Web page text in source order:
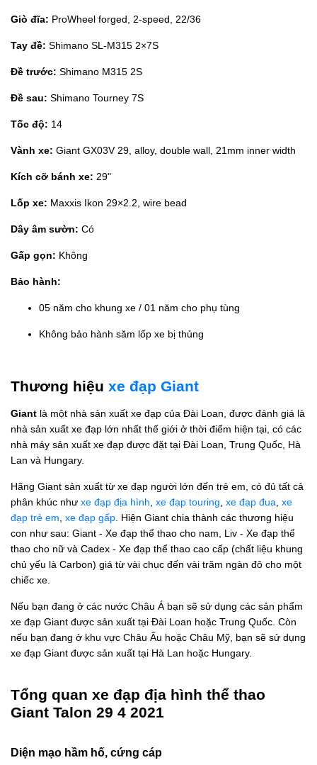
Giò đĩa: ProWheel forged, 2-speed, 22/36
Tay đề: Shimano SL-M315 2×7S
Đề trước: Shimano M315 2S
Đề sau: Shimano Tourney 7S
Tốc độ: 14
Vành xe: Giant GX03V 29, alloy, double wall, 21mm inner width
Kích cỡ bánh xe: 29"
Lốp xe: Maxxis Ikon 29×2.2, wire bead
Dây âm sườn: Có
Gấp gọn: Không
Bảo hành:
05 năm cho khung xe / 01 năm cho phụ tùng
Không bảo hành săm lốp xe bị thủng
Thương hiệu xe đạp Giant
Giant là một nhà sản xuất xe đạp của Đài Loan, được đánh giá là
nhà sản xuất xe đạp lớn nhất thế giới ở thời điểm hiện tại, có các
nhà máy sản xuất xe đạp được đặt tại Đài Loan, Trung Quốc, Hà
Lan và Hungary.
Hãng Giant sản xuất từ xe đạp người lớn đến trẻ em, có đủ tất cả
phân khúc như xe đạp địa hình xe đạp touring xe đạp đua xe
đạp trẻ em xe đạp gấp . Hiện Giant chia thành các thương hiệu
con như sau: Giant - Xe đạp thể thao cho nam, Liv - Xe đạp thể
thao cho nữ và Cadex - Xe đạp thể thao cao cấp (chất liệu khung
chủ yếu là Carbon) giá từ vài chục đến vài trăm ngàn đô cho một
chiếc xe.
Nếu bạn đang ở các nước Châu Á bạn sẽ sử dụng các sản phẩm
xe đạp Giant được sản xuất tại Đài Loan hoặc Trung Quốc. Còn
nếu bạn đang ở khu vực Châu Âu hoặc Châu Mỹ, bạn sẽ sử dụng
xe đạp Giant được sản xuất tại Hà Lan hoặc Hungary.
Tổng quan xe đạp địa hình thể thao
Giant Talon 29 4 2021
Diện mạo hầm hố, cứng cáp